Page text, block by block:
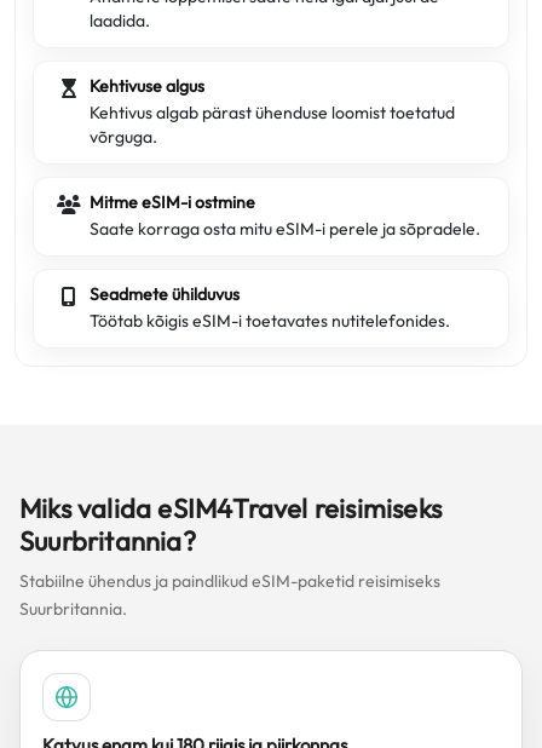
laadida.
Kehtivuse algus
Kehtivus algab pärast ühenduse loomist toetatud
võrguga.
Mitme eSIM-i ostmine
Saate korraga osta mitu eSIM-i perele ja sõpradele.
Seadmete ühilduvus
Töötab kõigis eSIM-i toetavates nutitelefonides.
Miks valida eSIM4Travel reisimiseks
Suurbritannia?
Stabiilne ühendus ja paindlikud eSIM-paketid reisimiseks
Suurbritannia.